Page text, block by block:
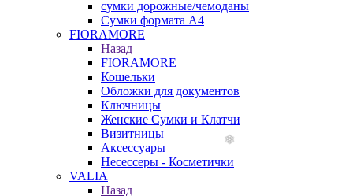
сумки дорожные/чемоданы
Сумки формата А4
FIORAMORE
Назад
FIORAMORE
Кошельки
Обложки для документов
Ключницы
Женские Сумки и Клатчи
Визитницы
Аксессуары
Несессеры - Косметички
VALIA
Назад